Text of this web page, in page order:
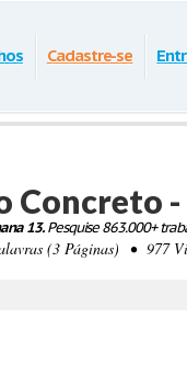
Cadastre-se
Concreto -
13.Pesquise 863.000+
(3 Páginas) • 977